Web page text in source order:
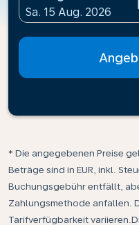
fc-booking-
Sa. 15 Aug. 2026
* Die angegebenen Preise
Beträge sind in EUR, inkl.
Buchungsgebühr entfällt,
Zahlungsmethode anfallen.
Tarifverfügbarkeit